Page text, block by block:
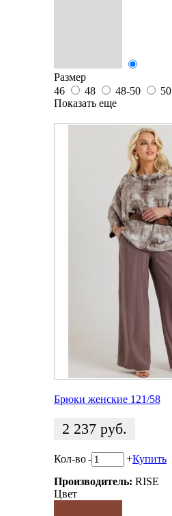
Размер
46
48 48-50 50
Показать еще
Брюки женские 121/58
2 237 руб.
Кол-во- +Купить
Производитель: RISE
Цвет